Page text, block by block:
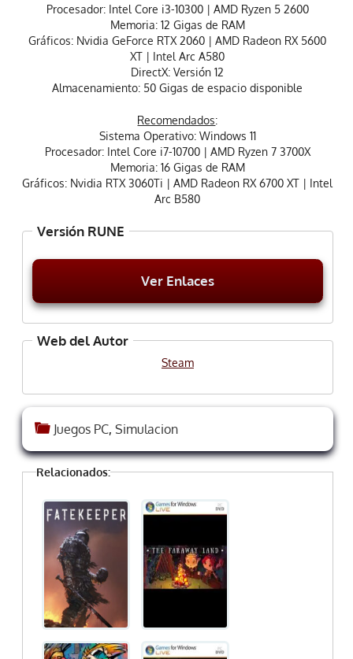
Procesador: Intel Core i3-10300 | AMD Ryzen 5 2600
Memoria: 12 Gigas de RAM
Gráficos: Nvidia GeForce RTX 2060 | AMD Radeon RX 5600
XT | Intel Arc A580
DirectX: Versión 12
Almacenamiento: 50 Gigas de espacio disponible
Recomendados:
Sistema Operativo: Windows 11
Procesador: Intel Core i7-10700 | AMD Ryzen 7 3700X
Memoria: 16 Gigas de RAM
Gráficos: Nvidia RTX 3060Ti | AMD Radeon RX 6700 XT | Intel
Arc B580
Versión RUNE
Ver Enlaces
Web del Autor
Steam
Juegos PC, Simulacion
Relacionados: